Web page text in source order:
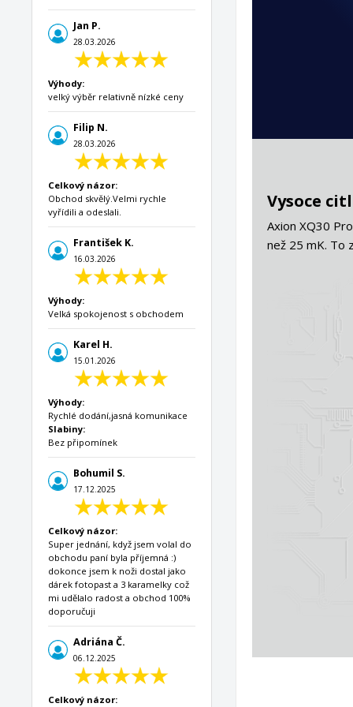
Jan P.
28.03.2026
Výhody:
velký výběr relativně nízké ceny
Filip N.
28.03.2026
Celkový názor:
Obchod skvělý.Velmi rychle
vyřídili a odeslali.
František K.
16.03.2026
Výhody:
Velká spokojenost s obchodem
Karel H.
15.01.2026
Výhody:
Rychlé dodání,jasná komunikace
Slabiny:
Bez připomínek
Bohumil S.
17.12.2025
Celkový názor:
Super jednání, když jsem volal do
obchodu paní byla příjemná :)
dokonce jsem k noži dostal jako
dárek fotopast a 3 karamelky což
mi udělalo radost a obchod 100%
doporučuji
Adriána Č.
06.12.2025
Celkový názor:
Vysoce
Axion XQ30
než 25 mK. To